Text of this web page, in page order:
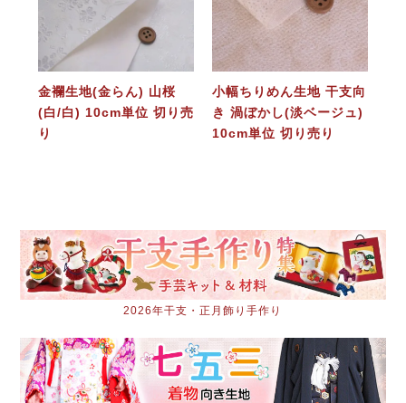
金襴生地(金らん) 山桜
(白/白) 10cm単位 切り売
り
小幅ちりめん生地 干支向
き 渦ぼかし(淡ベージュ)
10cm単位 切り売り
2026年干支・正月飾り手作り